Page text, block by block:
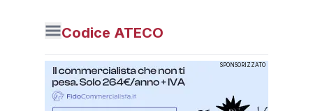
Codice ATECO
SPONSORIZZATO